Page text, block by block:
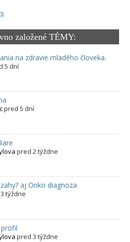
založené TÉMY:
na zdravie mladého človeka.
5 dní
pred 5 dní
pred 2 týždne
aj Onko diagnoza
týždne
pred 3 týždne